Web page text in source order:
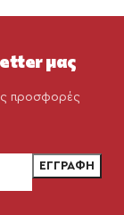
μας
προσφορές